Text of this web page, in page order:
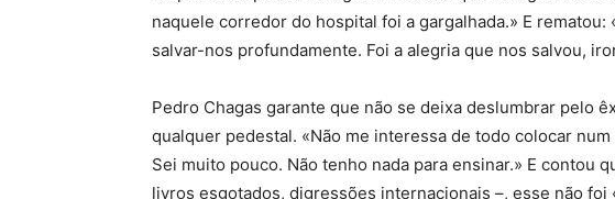
naquele corredor do hospital foi a gargalhada.» E rematou:
salvar-nos profundamente. Foi a alegria que nos salvou,
Pedro Chagas garante que não se deixa deslumbrar pelo
qualquer pedestal. «Não me interessa de todo colocar
Sei muito pouco. Não tenho nada para ensinar.» E contou
livros esgotados, digressões internacionais –, esse não